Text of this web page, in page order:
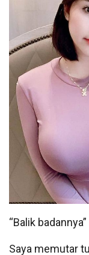
“Balik
Saya memutar